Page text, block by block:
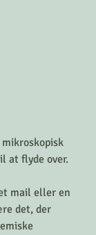
at flyde over.
mail eller en
det, der